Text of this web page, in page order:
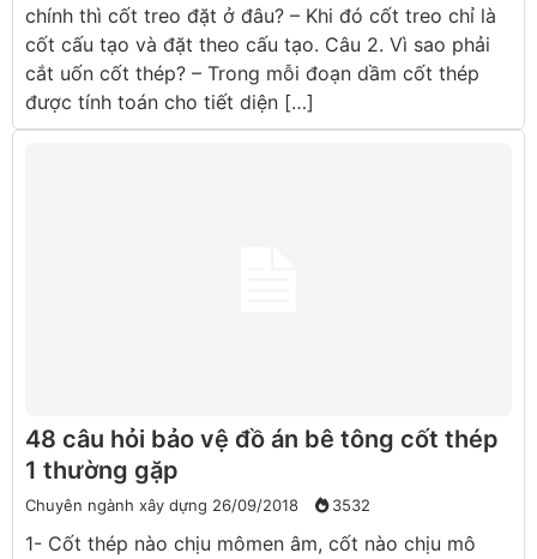
chính thì cốt treo đặt ở đâu? – Khi đó cốt treo chỉ là
cốt cấu tạo và đặt theo cấu tạo. Câu 2. Vì sao phải
cắt uốn cốt thép? – Trong mỗi đoạn dầm cốt thép
được tính toán cho tiết diện […]
48 câu hỏi bảo vệ đồ án bê tông cốt thép
1 thường gặp
Chuyên ngành xây dựng 26/09/2018 3532
1- Cốt thép nào chịu mômen âm, cốt nào chịu mô